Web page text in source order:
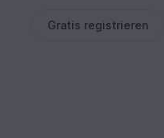
Gratis registrieren